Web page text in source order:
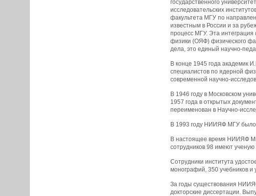
государственного
исследовательских
факультета МГУ по
известным в России и за
процесс МГУ. Эта
физики (ОЯФ) физического
дела, это единый научно-
В конце 1945 года академик
специалистов по ядерной
современной научно-
В 1946 году в Московском
1957 года в открытых
переименован в Научно-
В 1993 году НИИЯФ МГУ было
В настоящее время НИИЯФ
сотрудников 98 имеют
Сотрудники института
монографий, 350 учебников
За годы существования
докторские диссертации.